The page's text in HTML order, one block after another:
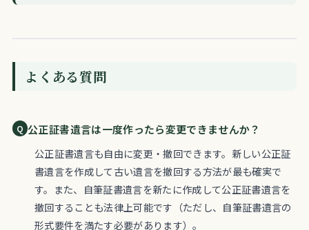
よくある質問
公正証書遺言は一度作ったら変更できませんか？
公正証書遺言も自由に変更・撤回できます。新しい公正証
書遺言を作成して古い遺言を撤回する方法が最も確実で
す。また、自筆証書遺言を新たに作成して公正証書遺言を
撤回することも法律上可能です（ただし、自筆証書遺言の
形式要件を満たす必要があります）。